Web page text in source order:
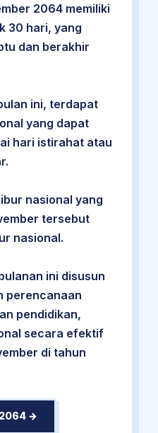
2064 memiliki
30 hari, yang
dan berakhir
ini, terdapat
yang dapat
hari istirahat atau
nasional yang
tersebut
nasional.
ini disusun
perencanaan
pendidikan,
secara efektif
di tahun
2064 →